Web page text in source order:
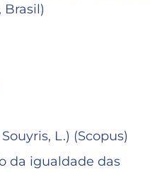
Brasil)
L.) (Scopus)
da igualdade das